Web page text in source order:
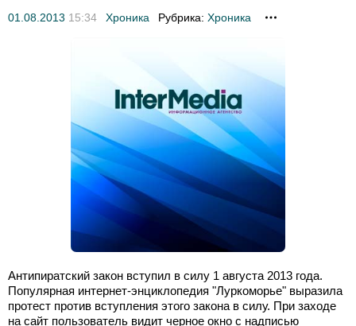
01.08.2013 15:34 Хроника Рубрика: Хроника
Антипиратский закон вступил в силу 1 августа 2013 года.
Популярная интернет-энциклопедия "Луркоморье" выразила
протест против вступления этого закона в силу. При заходе
на сайт пользователь видит черное окно с надписью